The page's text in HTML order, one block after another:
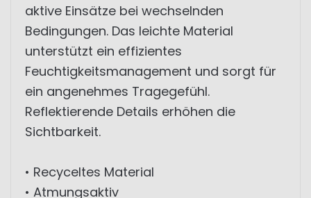
aktive Einsätze bei wechselnden
Bedingungen. Das leichte Material
unterstützt ein effizientes
Feuchtigkeitsmanagement und sorgt für
ein angenehmes Tragegefühl.
Reflektierende Details erhöhen die
Sichtbarkeit.
• Recyceltes Material
• Atmungsaktiv